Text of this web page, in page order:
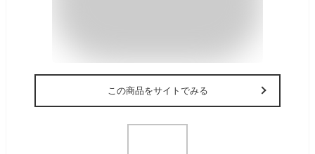
この商品をサイトでみる